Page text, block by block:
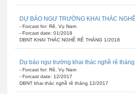
DỰ BÁO NGƯ TRƯỜNG KHAI THÁC
- Forcast for: Rê, Vụ Nam
- Forcast date: 01/2018
DBNT KHAI THÁC NGHỀ RÊ THÁNG 1/2018
Dự báo ngư trường khai thác nghề rê
- Forcast for: Rê, Vụ Nam
- Forcast date: 12/2017
DBNT khai thác nghề rê tháng 12/2017